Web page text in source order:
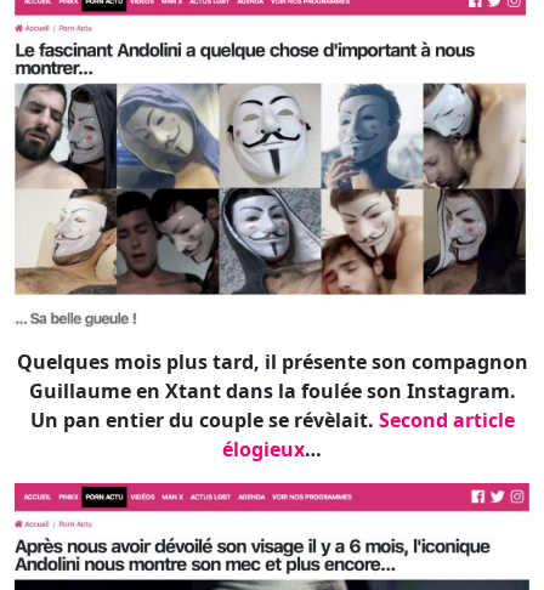
Quelques mois plus tard, il présente son compagnon
Guillaume en Xtant dans la foulée son Instagram.
Un pan entier du couple se révèlait.Second article
élogieux…